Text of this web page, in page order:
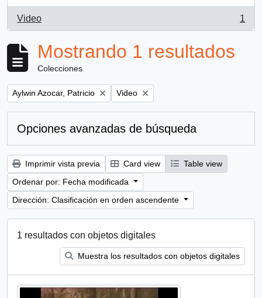
Video
, 1 resultados
1
Mostrando 1 resultados
Colecciones
Remove filter:
Aylwin Azocar, Patricio Remove filter:
Video
Opciones avanzadas de búsqueda
Imprimir vista previa Card view
Table view
Ordenar por: Fecha modificada
Dirección: Clasificación en orden ascendente
1 resultados con objetos digitales
Muestra los resultados con objetos digitales